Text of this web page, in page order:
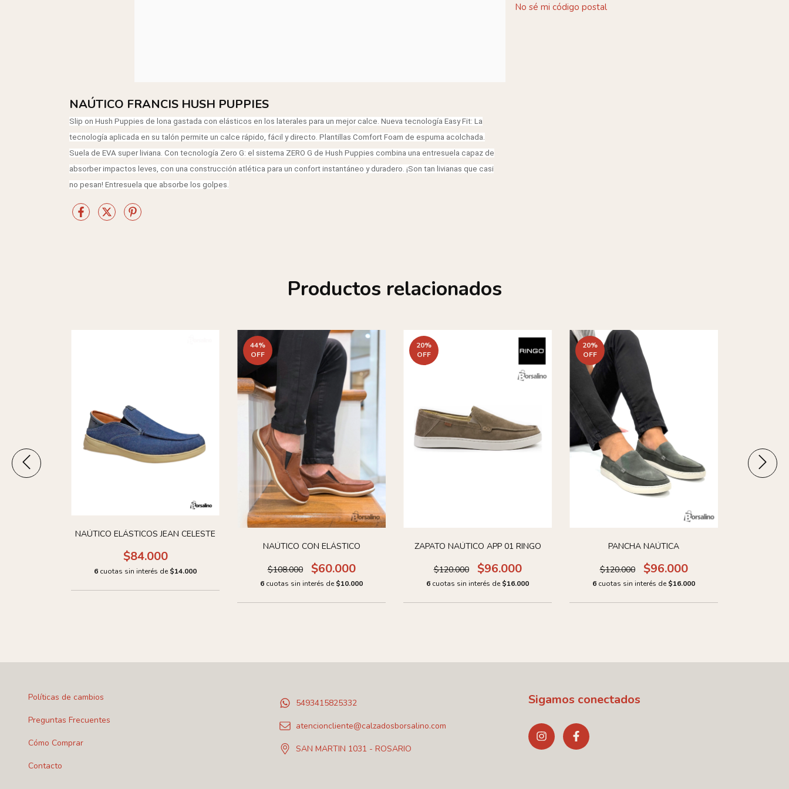
NAÚTICO FRANCIS HUSH PUPPIES
Slip on Hush Puppies de lona gastada con elásticos en los laterales para un mejor calce. Nueva tecnología Easy Fit: La
tecnología aplicada en su talón permite un calce rápido, fácil y directo. Plantillas Comfort Foam de espuma acolchada.
Suela de EVA super liviana. Con tecnología Zero G: el sistema ZERO G de Hush Puppies combina una entresuela capaz de
absorber impactos leves, con una construcción atlética para un confort instantáneo y duradero. ¡Son tan livianas que casi
no pesan! Entresuela que absorbe los golpes.
No sé mi código postal
Productos relacionados
NAÚTICO ELÁSTICOS JEAN CELESTE
$84.000
6 cuotas sin interés de $14.000
44%
OFF
NAÚTICO CON ELÁSTICO
$108.000 $60.000
6 cuotas sin interés de $10.000
20%
OFF
ZAPATO NAÚTICO APP 01 RINGO
$120.000 $96.000
6 cuotas sin interés de $16.000
20%
OFF
PANCHA NAÚTICA
$120.000 $96.000
6 cuotas sin interés de $16.000
Políticas de cambios
Preguntas Frecuentes
Cómo Comprar
Contacto
5493415825332
atencioncliente@calzadosborsalino.com
SAN MARTIN 1031 - ROSARIO
Sigamos conectados